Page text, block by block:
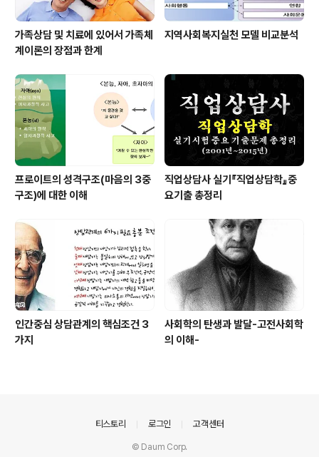
가족상담 및 치료에 있어서 가족체
계이론의 장점과 한계
지역사회복지실천 모델 비교분석
프로이트의 성격구조(마음의 3중
구조)에 대한 이해
직업상담사 실기『직업상담학』중
요기출 총정리
인간중심 상담관계의 핵심조건 3
가지
사회학의 탄생과 발달-고전사회학
의 이해-
티스토리 로그인 고객센터
© Daum Corp.